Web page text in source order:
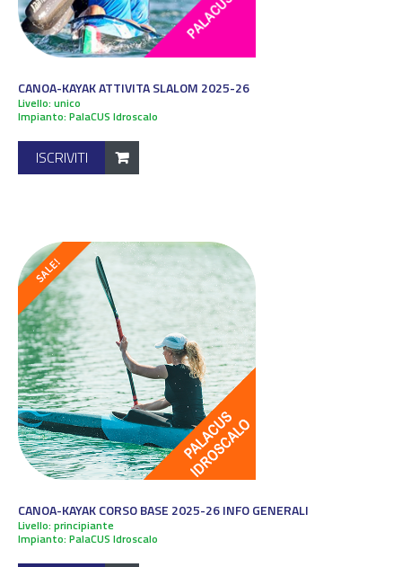
CANOA-KAYAK ATTIVITA SLALOM 2025-26
Livello: unico
Impianto: PalaCUS Idroscalo
ISCRIVITI
CANOA-KAYAK CORSO BASE 2025-26 INFO GENERALI
Livello: principiante
Impianto: PalaCUS Idroscalo